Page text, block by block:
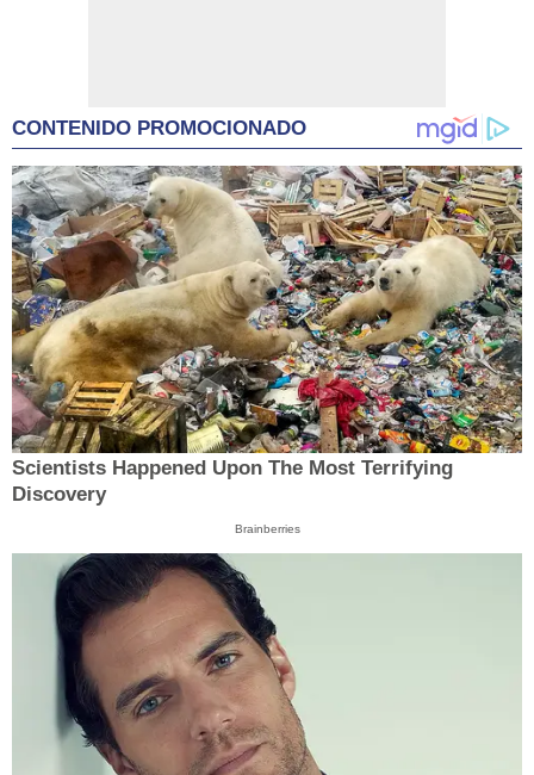
CONTENIDO PROMOCIONADO
Scientists Happened Upon The Most Terrifying
Discovery
Brainberries